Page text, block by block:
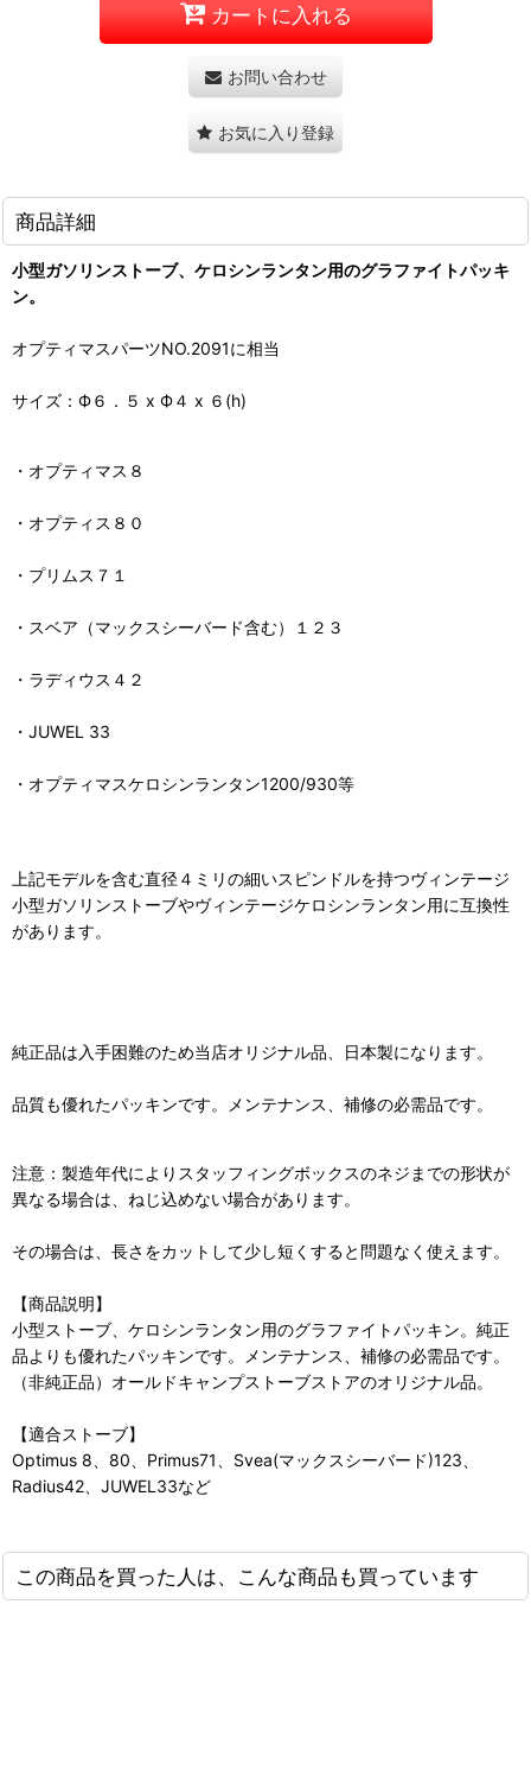
カートに入れる
お問い合わせ
お気に入り登録
商品詳細
小型ガソリンストーブ、ケロシンランタン用のグラファイトパッキ
ン。
オプティマスパーツNO.2091に相当
サイズ：Ф６．５ x Ф４ x ６(h)
・オプティマス８
・オプティス８０
・プリムス７１
・スベア（マックスシーバード含む）１２３
・ラディウス４２
・JUWEL 33
・オプティマスケロシンランタン1200/930等
上記モデルを含む直径４ミリの細いスピンドルを持つヴィンテージ
小型ガソリンストーブやヴィンテージケロシンランタン用に互換性
があります。
純正品は入手困難のため当店オリジナル品、日本製になります。
品質も優れたパッキンです。メンテナンス、補修の必需品です。
注意：製造年代によりスタッフィングボックスのネジまでの形状が
異なる場合は、ねじ込めない場合があります。
その場合は、長さをカットして少し短くすると問題なく使えます。
【商品説明】
小型ストーブ、ケロシンランタン用のグラファイトパッキン。純正
品よりも優れたパッキンです。メンテナンス、補修の必需品です。
（非純正品）オールドキャンプストーブストアのオリジナル品。
【適合ストーブ】
Optimus 8、80、Primus71、Svea(マックスシーバード)123、
Radius42、JUWEL33など
この商品を買った人は、こんな商品も買っています